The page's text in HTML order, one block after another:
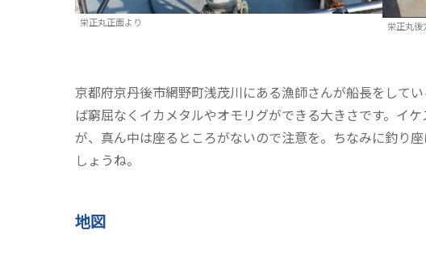
栄正丸正面より 栄正丸後
京都府京丹後市網野町浅茂川にある漁師さんが船長をして
ば窮屈なくイカメタルやオモリグができる大きさです。イ
が、真ん中は座るところがないので注意を。ちなみに釣り
しょうね。
地図